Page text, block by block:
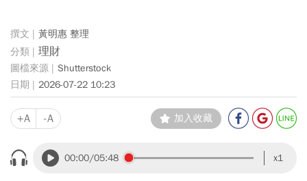
黃明惠 整理
理財
Shutterstock
2026-07-22 10:23
+A -A 加入收藏
00:00/05:48 x1